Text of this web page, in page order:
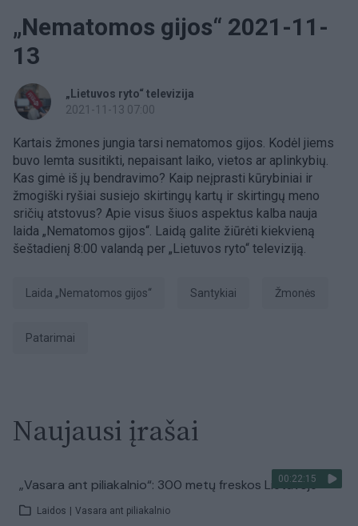
„Nematomos gijos“ 2021-11-
13
„Lietuvos ryto“ televizija
2021-11-13 07:00
Kartais žmones jungia tarsi nematomos gijos. Kodėl jiems
buvo lemta susitikti, nepaisant laiko, vietos ar aplinkybių.
Kas gimė iš jų bendravimo? Kaip neįprasti kūrybiniai ir
žmogiški ryšiai susiejo skirtingų kartų ir skirtingų meno
sričių atstovus? Apie visus šiuos aspektus kalba nauja
laida „Nematomos gijos“. Laidą galite žiūrėti kiekvieną
šeštadienį 8:00 valandą per „Lietuvos ryto“ televiziją.
Laida „Nematomos gijos“ Santykiai Žmonės
Patarimai
Naujausi įrašai
00:22:15
„Vasara ant piliakalnio“: 300 metų freskos Lietuvoje
Laidos Vasara ant piliakalnio